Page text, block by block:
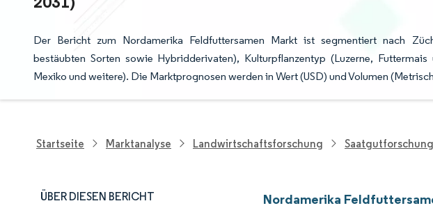
Der Bericht zum Nordamerika Feldfuttersamen Markt ist segmentiert nach
bestäubten Sorten sowie Hybridderivaten), Kulturpflanzentyp (Luzerne,
Mexiko und weitere). Die Marktprognosen werden in Wert (USD) und Volumen
Startseite Marktanalyse Landwirtschaftsforschung Saatgutforschung
ÜBER DIESEN BERICHT Nordamerika